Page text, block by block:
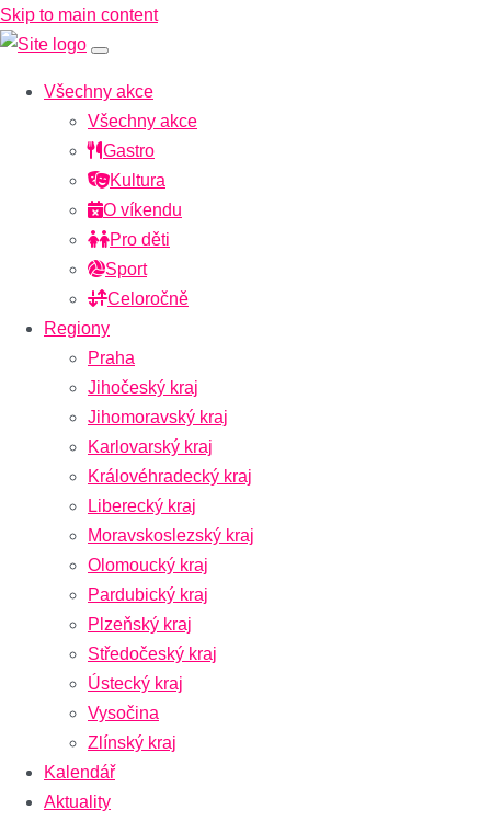
Skip to main content
Všechny akce
Všechny akce
Gastro
Kultura
O víkendu
Pro děti
Sport
Celoročně
Regiony
Praha
Jihočeský kraj
Jihomoravský kraj
Karlovarský kraj
Královéhradecký kraj
Liberecký kraj
Moravskoslezský kraj
Olomoucký kraj
Pardubický kraj
Plzeňský kraj
Středočeský kraj
Ústecký kraj
Vysočina
Zlínský kraj
Kalendář
Aktuality